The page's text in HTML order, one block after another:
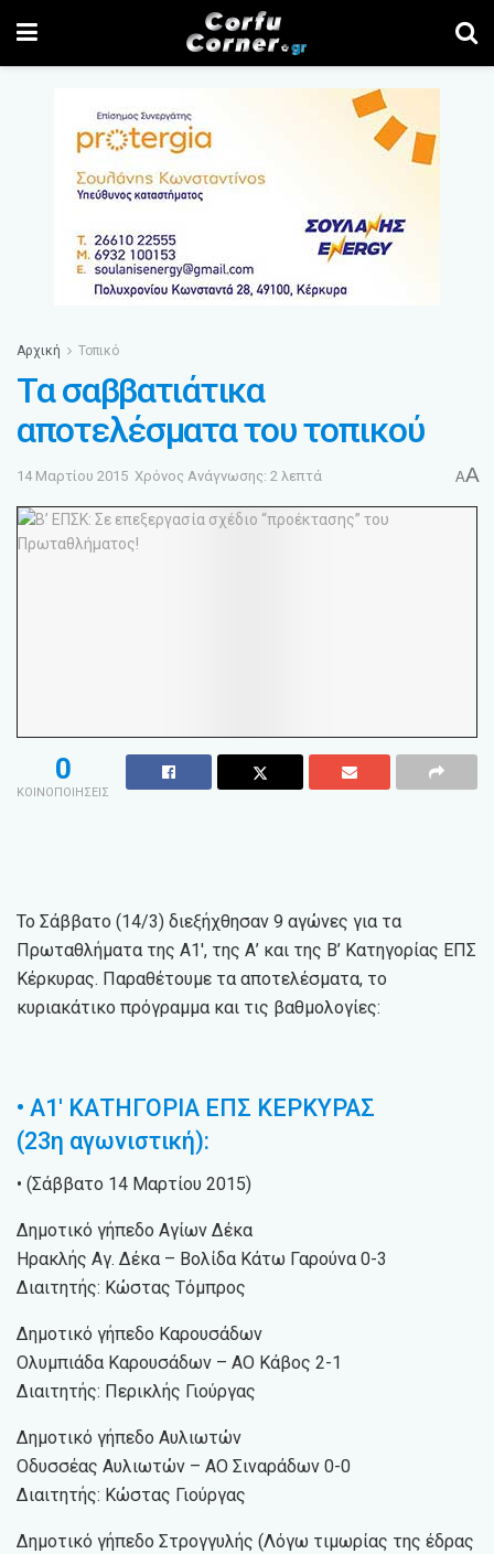
Αρχική Τοπικό
Τα σαββατιάτικα
αποτελέσματα του τοπικού
14 Μαρτίου 2015 Χρόνος Ανάγνωσης: 2 λεπτά AA
0
ΚΟΙΝΟΠΟΙΗΣΕΙΣ
Το Σάββατο (14/3) διεξήχθησαν 9 αγώνες για τα
Πρωταθλήματα της Α1′, της Α’ και της Β’ Κατηγορίας ΕΠΣ
Κέρκυρας. Παραθέτουμε τα αποτελέσματα, το
κυριακάτικο πρόγραμμα και τις βαθμολογίες:
• Α1′ ΚΑΤΗΓΟΡΙΑ ΕΠΣ ΚΕΡΚΥΡΑΣ
(23η αγωνιστική):
• (Σάββατο 14 Μαρτίου 2015)
Δημοτικό γήπεδο Αγίων Δέκα
Ηρακλής Αγ. Δέκα – Βολίδα Κάτω Γαρούνα 0-3
Διαιτητής: Κώστας Τόμπρος
Δημοτικό γήπεδο Καρουσάδων
Ολυμπιάδα Καρουσάδων – ΑΟ Κάβος 2-1
Διαιτητής: Περικλής Γιούργας
Δημοτικό γήπεδο Αυλιωτών
Οδυσσέας Αυλιωτών – ΑΟ Σιναράδων 0-0
Διαιτητής: Κώστας Γιούργας
Δημοτικό γήπεδο Στρογγυλής (Λόγω τιμωρίας της έδρας